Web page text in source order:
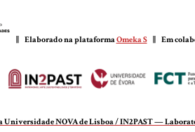
|| Elaborado na plataformaOmeka S|| Em
NOVA de Lisboa / IN2PAST —